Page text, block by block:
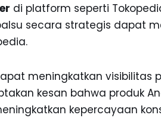
di platform seperti
secara strategis dapat
meningkatkan visibilitas
kesan bahwa produk
kepercayaan